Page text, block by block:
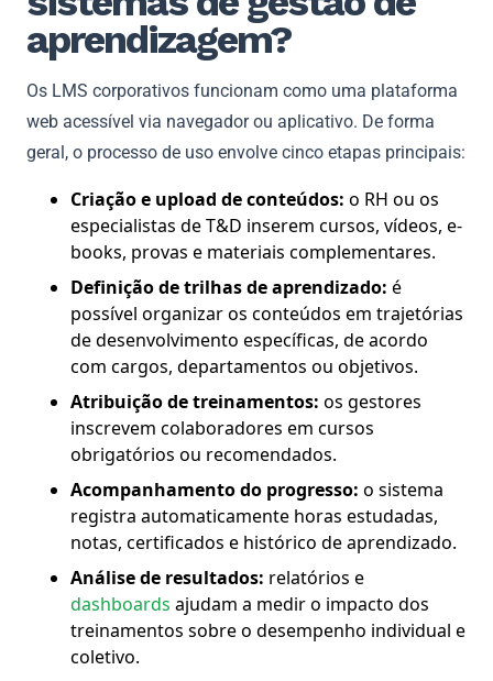
aprendizagem?
Os LMS corporativos funcionam como uma plataforma
web acessível via navegador ou aplicativo. De forma
geral, o processo de uso envolve cinco etapas principais:
Criação e upload de conteúdos: o RH ou os
especialistas de T&D inserem cursos, vídeos, e-
books, provas e materiais complementares.
Definição de trilhas de aprendizado: é
possível organizar os conteúdos em trajetórias
de desenvolvimento específicas, de acordo
com cargos, departamentos ou objetivos.
Atribuição de treinamentos: os gestores
inscrevem colaboradores em cursos
obrigatórios ou recomendados.
Acompanhamento do progresso: o sistema
registra automaticamente horas estudadas,
notas, certificados e histórico de aprendizado.
Análise de resultados: relatórios e
dashboards ajudam a medir o impacto dos
treinamentos sobre o desempenho individual e
coletivo.